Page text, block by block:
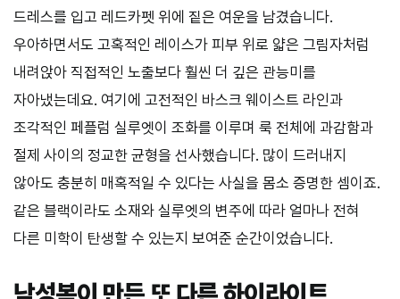
드레스를 입고 레드카펫 위에 짙은 여운을 남겼습니다.
우아하면서도 고혹적인 레이스가 피부 위로 얇은 그림자처럼
내려앉아 직접적인 노출보다 훨씬 더 깊은 관능미를
자아냈는데요. 여기에 고전적인 바스크 웨이스트 라인과
조각적인 페플럼 실루엣이 조화를 이루며 룩 전체에 과감함과
절제 사이의 정교한 균형을 선사했습니다. 많이 드러내지
않아도 충분히 매혹적일 수 있다는 사실을 몸소 증명한 셈이죠.
같은 블랙이라도 소재와 실루엣의 변주에 따라 얼마나 전혀
다른 미학이 탄생할 수 있는지 보여준 순간이었습니다.